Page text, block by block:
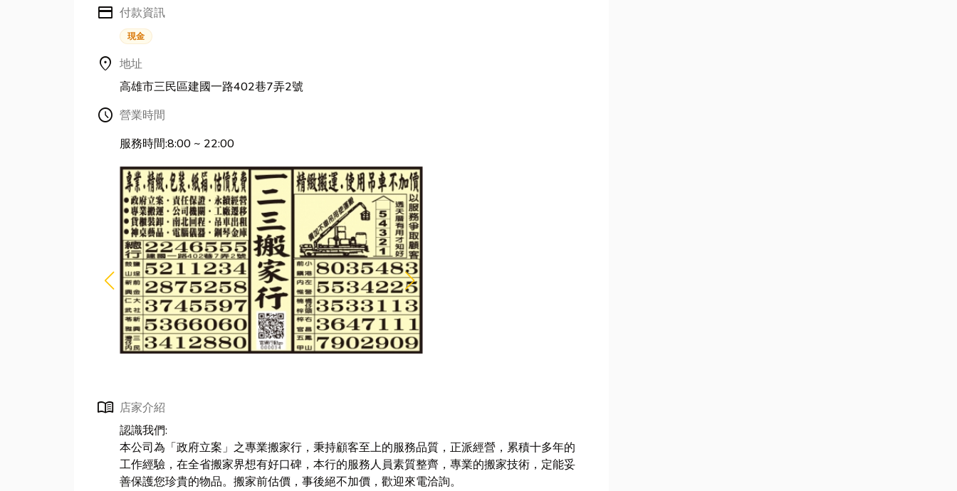
credit_card 付款資訊
現金
location_on 地址
高雄市三民區建國一路402巷7弄2號
Schedule 營業時間
服務時間:8:00 ~ 22:00
menu_book 店家介紹
認識我們:
本公司為「政府立案」之專業搬家行，秉持顧客至上的服務品質，正派經營，累積十多年的
工作經驗，在全省搬家界想有好口碑，本行的服務人員素質整齊，專業的搬家技術，定能妥
善保護您珍貴的物品。搬家前估價，事後絕不加價，歡迎來電洽詢。